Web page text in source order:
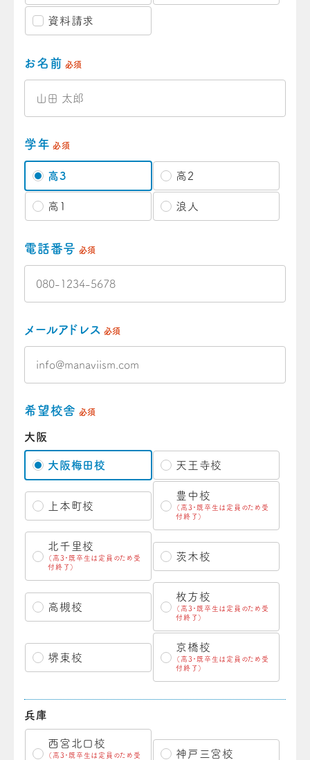
資料請求
お名前 必須
学年 必須
高3 高2
高1 浪人
電話番号 必須
メールアドレス 必須
希望校舎 必須
大阪
大阪梅田校 天王寺校
上本町校
豊中校
（高3・既卒生は定員のため受
付終了）
北千里校
（高3・既卒生は定員のため受
付終了）
茨木校
高槻校
枚方校
（高3・既卒生は定員のため受
付終了）
堺東校
京橋校
（高3・既卒生は定員のため受
付終了）
兵庫
西宮北口校
（高3・既卒生は定員のため受
神戸三宮校